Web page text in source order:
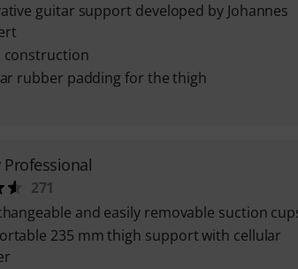
guitar support developed by Johannes
construction
rubber padding for the thigh
Professional
271
and easily removable suction
235 mm thigh support with cellular